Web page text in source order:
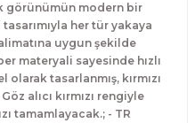
görünümün modern bir
her tür yakaya
uygun şekilde
materyali sayesinde hızlı
tasarlanmış, kırmızı
alıcı kırmızı rengiyle
tamamlayacak.; - TR